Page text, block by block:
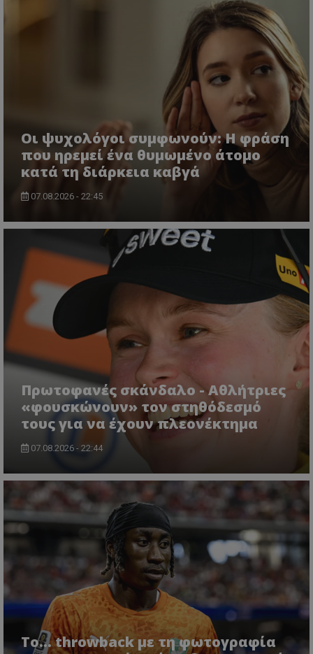
Οι ψυχολόγοι συμφωνούν: Η φράση
που ηρεμεί ένα θυμωμένο άτομο
κατά τη διάρκεια καβγά
07.08.2026 - 22:45
Πρωτοφανές σκάνδαλο - Aθλήτριες
«φουσκώνουν» τον στηθόδεσμό
τους για να έχουν πλεονέκτημα
07.08.2026 - 22:44
Το... throwback με τη φωτογραφία